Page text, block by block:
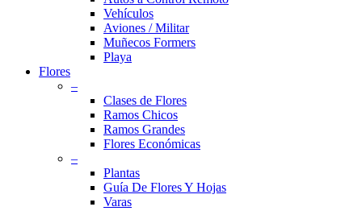
Vehículos
Aviones / Militar
Muñecos Formers
Playa
Flores
–
Clases de Flores
Ramos Chicos
Ramos Grandes
Flores Económicas
–
Plantas
Guía De Flores Y Hojas
Varas